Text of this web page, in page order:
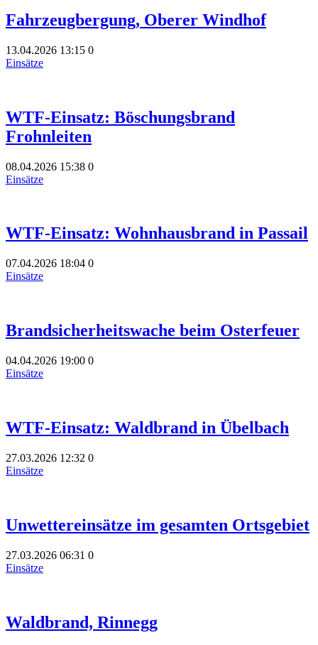
Fahrzeugbergung, Oberer Windhof
13.04.2026 13:15 0
Einsätze
WTF-Einsatz: Böschungsbrand
Frohnleiten
08.04.2026 15:38 0
Einsätze
WTF-Einsatz: Wohnhausbrand in Passail
07.04.2026 18:04 0
Einsätze
Brandsicherheitswache beim Osterfeuer
04.04.2026 19:00 0
Einsätze
WTF-Einsatz: Waldbrand in Übelbach
27.03.2026 12:32 0
Einsätze
Unwettereinsätze im gesamten Ortsgebiet
27.03.2026 06:31 0
Einsätze
Waldbrand, Rinnegg